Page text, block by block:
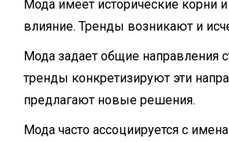
Мода имеет исторические корни
влияние. Тренды возникают и
Мода задает общие направления
тренды конкретизируют эти
предлагают новые решения.
Мода часто ассоциируется с